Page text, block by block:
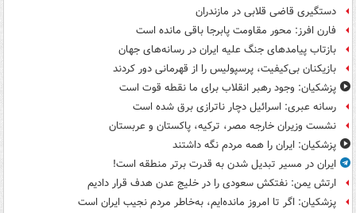
دستگیری قاضی قلابی در مازندران
فارن افرز: محور مقاومت پابرجا باقی مانده است
بازتاب پیامدهای جنگ علیه ایران در رسانه‌های جهان
بازیکنان بی‌کیفیت، پرسپولیس را از قهرمانی دور کردند
پزشکیان: وجود رهبر انقلاب برای ما نقطه قوت است
رسانه عبری: اسرائیل دچار ناترازی برق شده است
نشست وزیران خارجه مصر، ترکیه، پاکستان و عربستان
پزشکیان: ایران را همه مردم نگه داشتند
ایران در مسیر تبدیل شدن به قدرت برتر منطقه است!
ارتش یمن: نفتکش سعودی را در خلیج عدن هدف قرار دادیم
پزشکیان: اگر تا امروز مانده‌ایم، به‌خاطر مردم نجیب ایران است